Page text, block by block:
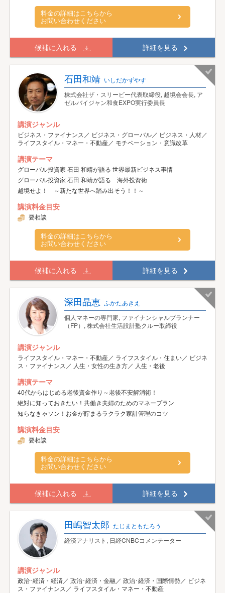
料金の詳細はこちらから
お問い合わせください
候補に入れる 詳細を見る
石田和靖 いしだかずやす
株式会社ザ・スリービー代表取締役, 越境会会長, ア
ゼルバイジャン和食EXPO実行委員長
講演ジャンル
ビジネス・ファイナンス／ ビジネス・グローバル／ ビジネス・人材／
ライフスタイル・マネー・不動産／ モチベーション・意識改革
講演テーマ
グローバル投資家 石田 和靖が語る 世界最新ビジネス事情
グローバル投資家 石田 和靖が語る 海外投資術
越境せよ！ ～新たな世界へ踏み出そう！！～
講演料金目安
要相談
料金の詳細はこちらから
お問い合わせください
候補に入れる 詳細を見る
深田晶恵 ふかたあきえ
個人マネーの専門家, ファイナンシャルプランナー
（FP）, 株式会社生活設計塾クルー取締役
講演ジャンル
ライフスタイル・マネー・不動産／ ライフスタイル・住まい／ ビジネ
ス・ファイナンス／ 人生・女性の生き方／ 人生・老後
講演テーマ
40代からはじめる老後資金作り～老後不安解消術！
絶対に知っておきたい！共働き夫婦のためのマネープラン
知らなきゃソン！お金が貯まるラクラク家計管理のコツ
講演料金目安
要相談
料金の詳細はこちらから
お問い合わせください
候補に入れる 詳細を見る
田嶋智太郎 たじまともたろう
経済アナリスト, 日経CNBCコメンテーター
講演ジャンル
政治･経済・経済／ 政治･経済・金融／ 政治･経済・国際情勢／ ビジネ
ス・ファイナンス／ ライフスタイル・マネー・不動産